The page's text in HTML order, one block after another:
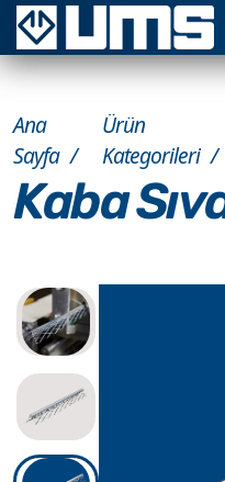
Ana
Sayfa
Ürün
Kategorileri
Kaba